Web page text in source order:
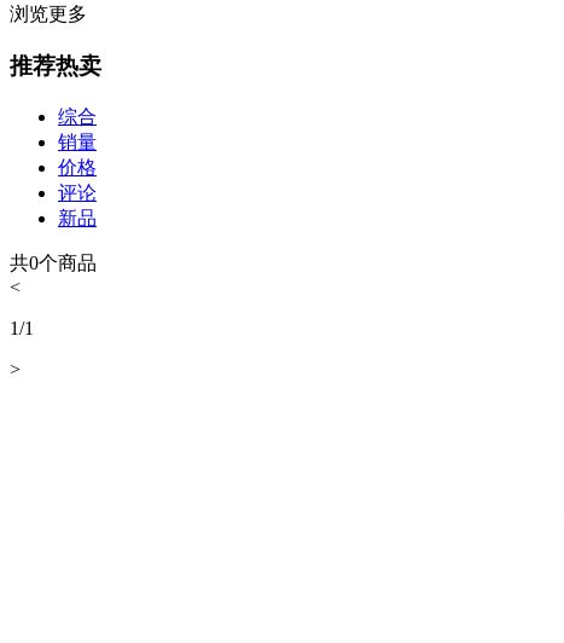
浏览更多
推荐热卖
综合
销量
价格
评论
新品
共0个商品
<
1/1
>